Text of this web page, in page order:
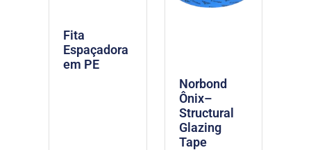
Fita
Espaçadora
em PE
Norbond
Ônix–
Structural
Glazing
Tape